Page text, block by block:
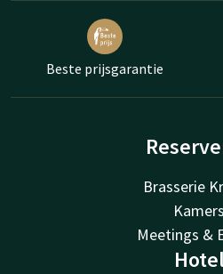
Beste prijsgarantie
Brasserie
Kamers
Meetings &